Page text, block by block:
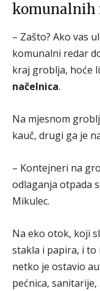
komunalnih
– Zašto? Ako vas
komunalni redar
kraj groblja, hoće
načelnica.
Na mjesnom
kauč, drugi ga je
– Kontejneri na
odlaganja otpada
Mikulec.
Na eko otok, koji
stakla i papira, i to
netko je ostavio
pećnica, sanitarije,